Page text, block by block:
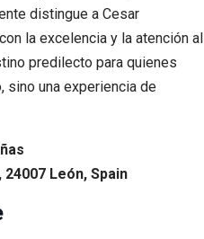
distingue a Cesar
la excelencia y la atención al
predilecto para quienes
sino una experiencia de
León, Spain